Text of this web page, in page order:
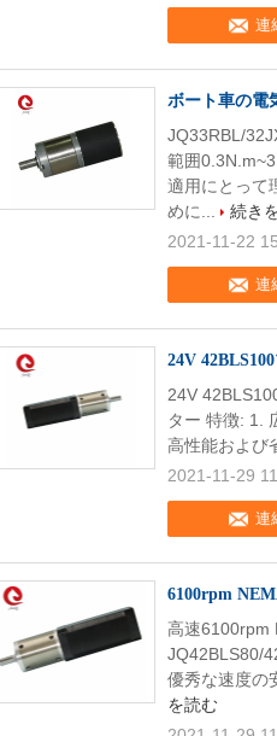
連
ボート車の電
連
JQ33RBL/
範囲
適用にとって
めに...
続き
2021-11-22
24V
連
24V
ター 特徴: 1.
高性能および
2021-11-29
6100rpm
高速6100rpm
JQ42BLS80/
優秀な速度の
を読む